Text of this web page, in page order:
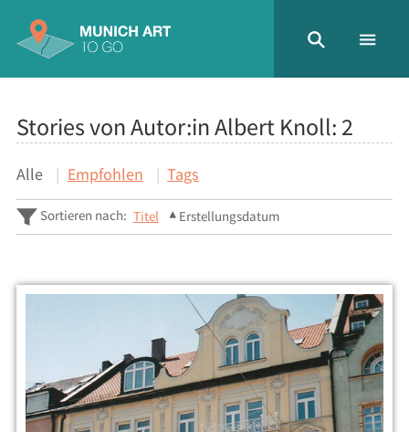
Stories von Autor:in Albert Knoll: 2
Alle Empfohlen Tags
Sortieren nach: Titel Erstellungsdatum